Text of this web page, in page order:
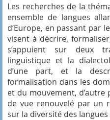
Les recherches de la
ensemble de langues
d’Europe, en passant par
visent à décrire,
s’appuient sur deux
linguistique et la
d’une part, et la
formalisation dans les
et du mouvement,
de vue renouvelé par un
sur la diversité des